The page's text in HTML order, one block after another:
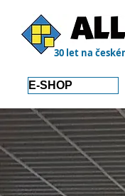
30 let na
E-SHOP